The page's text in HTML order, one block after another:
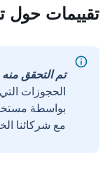
تقييمات حول
تم التحقق منه 100%
الحجوزات
مع شركائنا